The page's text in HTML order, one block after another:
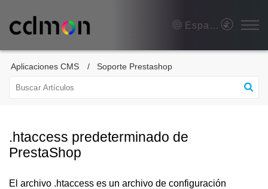
Español (España)
Aplicaciones CMS Soporte Prestashop
.htaccess predeterminado de
PrestaShop
El archivo .htaccess es un archivo de configuración